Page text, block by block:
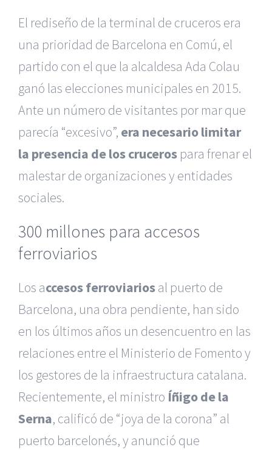
El rediseño de la terminal de cruceros era
una prioridad de Barcelona en Comú, el
partido con el que la alcaldesa Ada Colau
ganó las elecciones municipales en 2015.
Ante un número de visitantes por mar que
parecía “excesivo”, era necesario limitar
la presencia de los cruceros para frenar el
malestar de organizaciones y entidades
sociales.
300 millones para accesos
ferroviarios
Los accesos ferroviariosal puerto de
Barcelona, una obra pendiente, han sido
en los últimos años un desencuentro en las
relaciones entre el Ministerio de Fomento y
los gestores de la infraestructura catalana.
Recientemente, el ministro Íñigo de la
Serna, calificó de “joya de la corona” al
puerto barcelonés, y anunció que